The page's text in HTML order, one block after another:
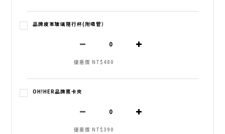
品牌皮革玻璃隨行杯(附吸管）
優惠價 NT$480
OH!HER品牌票卡夾
優惠價 NT$390